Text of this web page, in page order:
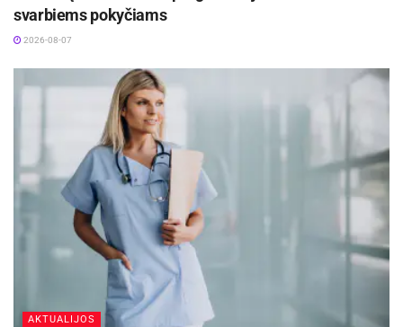
patys nukentėjo nuo nusikalstamos veikos, bet ir
ieškantys informacijos apie galimą pagalbą.
Švenčionių rajono savivaldybė
svarbiems pokyčiams
2026-08-07
AKTUALIJOS